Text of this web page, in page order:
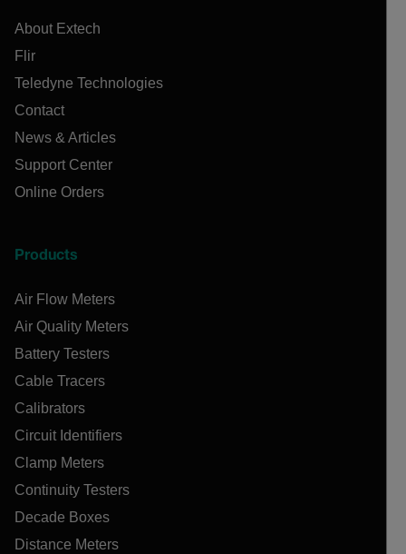
About Extech
Flir
Teledyne Technologies
Contact
News & Articles
Support Center
Online Orders
Products
Air Flow Meters
Air Quality Meters
Battery Testers
Cable Tracers
Calibrators
Circuit Identifiers
Clamp Meters
Continuity Testers
Decade Boxes
Distance Meters